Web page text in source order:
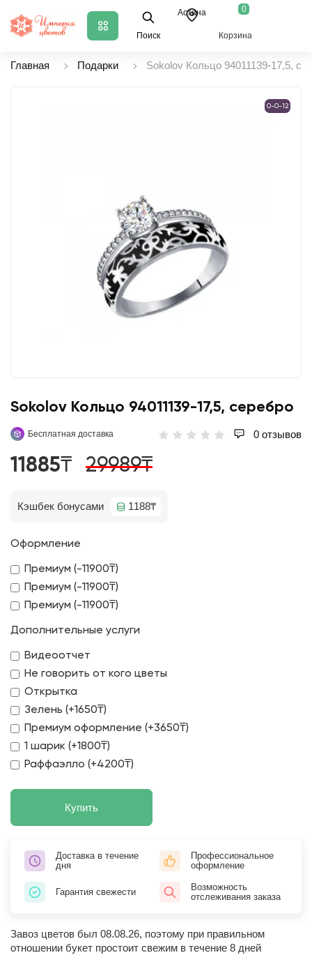
Поиск
Астана 0
Корзина
Главная Подарки Sokolov Кольцо 94011139-17,5,
0-0-12
Sokolov Кольцо 94011139-17,5, серебро
Бесплатная доставка 0 отзывов
11885₸ 29989₸
Кэшбек бонусами 1188₸
Оформление
Премиум (-11900₸)
Премиум (-11900₸)
Премиум (-11900₸)
Дополнительные услуги
Видеоотчет
Не говорить от кого цветы
Открытка
Зелень (+1650₸)
Премиум оформление (+3650₸)
1 шарик (+1800₸)
Раффаэлло (+4200₸)
Купить
Доставка в течение
дня
Профессиональное
оформление
Гарантия свежести
Возможность
отслеживания заказа
Завоз цветов был 08.08.26, поэтому при правильном
отношении букет простоит свежим в течение 8 дней